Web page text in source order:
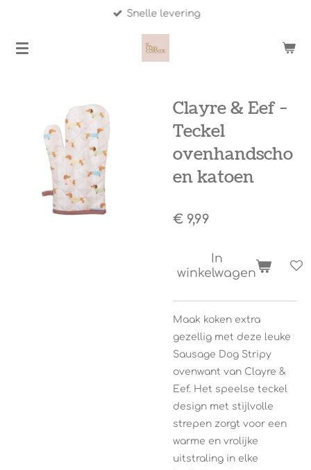
naar
Snelle levering
Clayre & Eef -
Teckel
ovenhandscho
en katoen
€ 9,99
In
winkelwagen
Maak koken extra
gezellig met deze leuke
Sausage Dog Stripy
ovenwant van Clayre &
Eef. Het speelse teckel
design met stijlvolle
strepen zorgt voor een
warme en vrolijke
uitstraling in elke